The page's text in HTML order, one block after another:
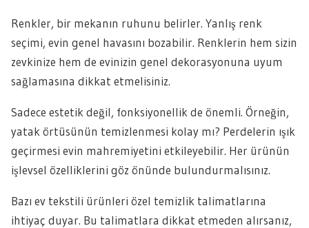
Renkler, bir mekanın ruhunu belirler. Yanlış renk
seçimi, evin genel havasını bozabilir. Renklerin hem sizin
zevkinize hem de evinizin genel dekorasyonuna uyum
sağlamasına dikkat etmelisiniz.
Sadece estetik değil, fonksiyonellik de önemli. Örneğin,
yatak örtüsünün temizlenmesi kolay mı? Perdelerin ışık
geçirmesi evin mahremiyetini etkileyebilir. Her ürünün
işlevsel özelliklerini göz önünde bulundurmalısınız.
Bazı ev tekstili ürünleri özel temizlik talimatlarına
ihtiyaç duyar. Bu talimatlara dikkat etmeden alırsanız,